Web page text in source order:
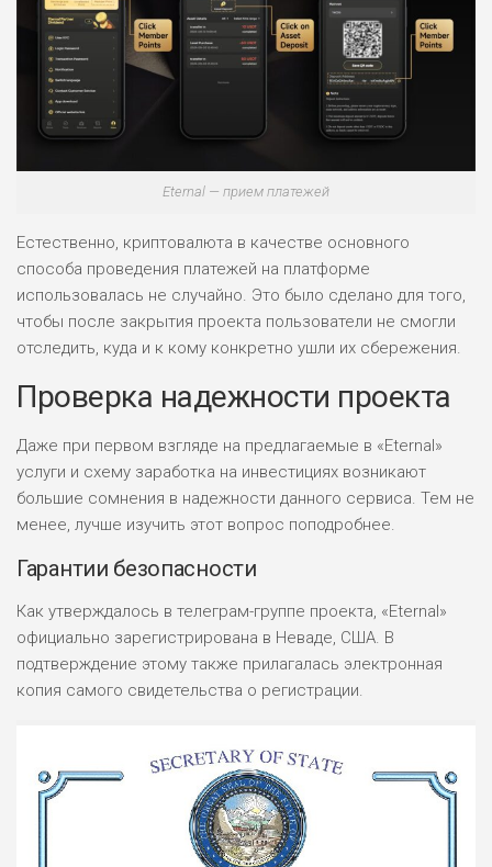
РИСКИ: СРЕДНИЕ
ДОХОД: ВЫСОКИЙ
БЮДЖЕТ: НИЗКИЙ
ОБЗОР
ПОДОЙДЕТ
ДОХОД: НИЗКИЙ
ПОДОЙДЕТ
0
РИСКИ: НИЗКИЕ
БЮДЖЕТ: НИЗКИЙ
Eternal — прием платежей
Естественно, криптовалюта в качестве основного
способа проведения платежей на платформе
использовалась не случайно. Это было сделано для того,
чтобы после закрытия проекта пользователи не смогли
отследить, куда и к кому конкретно ушли их сбережения.
Проверка надежности проекта
Даже при первом взгляде на предлагаемые в «Eternal»
услуги и схему заработка на инвестициях возникают
большие сомнения в надежности данного сервиса. Тем не
менее, лучше изучить этот вопрос поподробнее.
Гарантии безопасности
Как утверждалось в телеграм-группе проекта, «Eternal»
официально зарегистрирована в Неваде, США. В
подтверждение этому также прилагалась электронная
копия самого свидетельства о регистрации.